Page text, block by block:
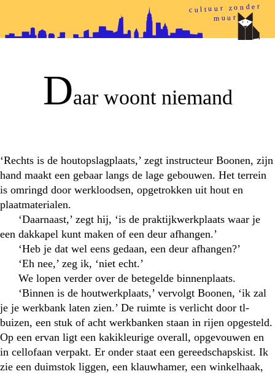
cultuur zonder
muur
Daar woont niemand
‘Rechts is de houtopslagplaats,’ zegt instructeur Boonen, zijn
hand maakt een gebaar langs de lage gebouwen. Het terrein
is omringd door werkloodsen, opgetrokken uit hout en
plaatmaterialen.
‘Daarnaast,’ zegt hij, ‘is de praktijkwerkplaats waar je
een dakkapel kunt maken of een deur afhangen.’
‘Heb je dat wel eens gedaan, een deur afhangen?’
‘Eh nee,’ zeg ik, ‘niet echt.’
We lopen verder over de betegelde binnenplaats.
‘Binnen is de houtwerkplaats,’ vervolgt Boonen, ‘ik zal
je je werkbank laten zien.’ De ruimte is verlicht door tl-
buizen, een stuk of acht werkbanken staan in rijen opgesteld.
Op een ervan ligt een kakikleurige overall, opgevouwen en
in cellofaan verpakt. Er onder staat een gereedschapskist. Ik
zie een duimstok liggen, een klauwhamer, een winkelhaak,